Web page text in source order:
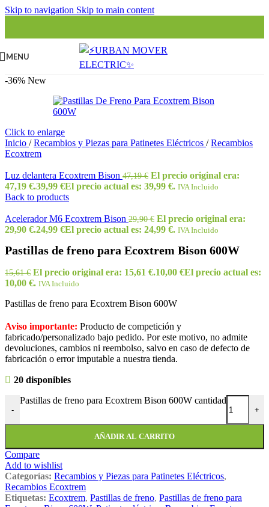
Skip to navigation Skip to main content
MENU
-36% New
Click to enlarge
Inicio / Recambios y Piezas para Patinetes Eléctricos / Recambios
Ecoxtrem
Luz delantera Ecoxtrem Bison 47,19€ El precio original era:
47,19 €.39,99 €El precio actual es: 39,99 €. IVA Incluido
Back to products
Acelerador M6 Ecoxtrem Bison 29,90€ El precio original era:
29,90 €.24,99 €El precio actual es: 24,99 €. IVA Incluido
Pastillas de freno para Ecoxtrem Bison 600W
15,61€ El precio original era: 15,61 €.10,00 €El precio actual es:
10,00 €. IVA Incluido
Pastillas de freno para Ecoxtrem Bison 600W
Aviso importante: Producto de competición y
fabricado/personalizado bajo pedido. Por este motivo, no admite
devoluciones, cambios ni reembolso, salvo en caso de defecto de
fabricación o error imputable a nuestra tienda.
20 disponibles
-
Pastillas de freno para Ecoxtrem Bison 600W cantidad
+
AÑADIR AL CARRITO
Compare
Add to wishlist
Categorías: Recambios y Piezas para Patinetes Eléctricos,
Recambios Ecoxtrem
Etiquetas: Ecoxtrem, Pastillas de freno, Pastillas de freno para